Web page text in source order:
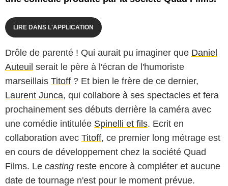
LIRE DANS L'APPLICATION
Drôle de parenté ! Qui aurait pu imaginer que Daniel
Auteuil serait le père à l'écran de l'humoriste
marseillais Titoff ? Et bien le frère de ce dernier,
Laurent Junca, qui collabore à ses spectacles et fera
prochainement ses débuts derrière la caméra avec
une comédie intitulée Spinelli et fils. Ecrit en
collaboration avec Titoff, ce premier long métrage est
en cours de développement chez la société Quad
Films. Le casting reste encore à compléter et aucune
date de tournage n'est pour le moment prévue.